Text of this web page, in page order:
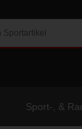
Sport-, &